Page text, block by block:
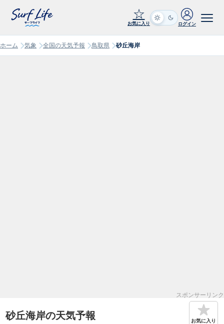
☆
お気に入り ログイン
ホーム 気象 全国の天気予報 鳥取県 砂丘海岸
スポンサーリンク
砂丘海岸の天気予報 お気に入り